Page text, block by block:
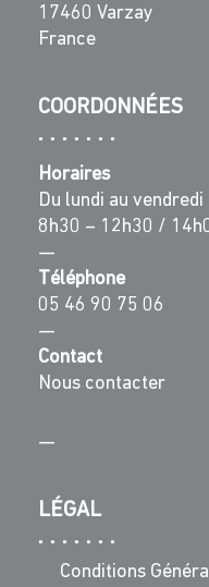
17460 Varzay
France
COORDONNÉES
Horaires
Du lundi au vendredi
8h30 – 12h30 /
—
Téléphone
05 46 90 75 06
—
Contact
Nous contacter
—
LÉGAL
Conditions